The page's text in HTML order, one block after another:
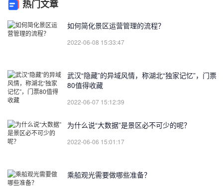
热门文章
如何简化景区运营管理的流程？
2022-06-08 15:33:47
武汉“隐藏”的异域风情，称湖北“独家记忆”，门票
80值得收藏
2022-06-07 15:12:39
为什么说“大数据”是景区必不可少的呢？
2022-06-06 15:01:17
乘船观光需要做哪些准备？